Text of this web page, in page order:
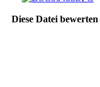
Diese Datei bewerten